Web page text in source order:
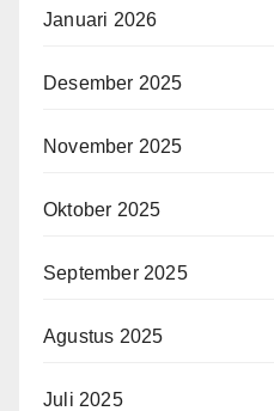
Januari 2026
Desember 2025
November 2025
Oktober 2025
September 2025
Agustus 2025
Juli 2025